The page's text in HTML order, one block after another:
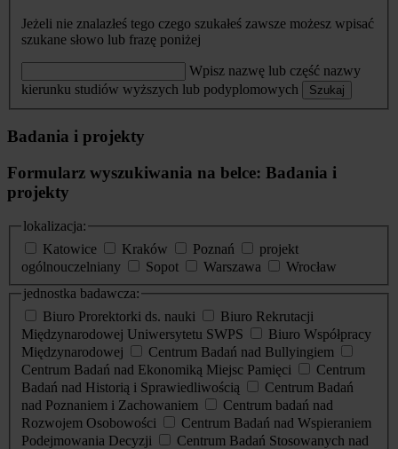
Jeżeli nie znalazłeś tego czego szukałeś zawsze możesz wpisać
szukane słowo lub frazę poniżej
Wpisz nazwę lub część nazwy
kierunku studiów wyższych lub podyplomowych
Szukaj
Badania i projekty
Formularz wyszukiwania na belce: Badania i
projekty
lokalizacja:
Katowice
Kraków Poznań
projekt
ogólnouczelniany
Sopot Warszawa
Wrocław
jednostka badawcza:
Biuro Prorektorki ds. nauki
Biuro Rekrutacji
Międzynarodowej Uniwersytetu SWPS
Biuro Współpracy
Międzynarodowej
Centrum Badań nad Bullyingiem
Centrum Badań nad Ekonomiką Miejsc Pamięci
Centrum
Badań nad Historią i Sprawiedliwością
Centrum Badań
nad Poznaniem i Zachowaniem
Centrum badań nad
Rozwojem Osobowości
Centrum Badań nad Wspieraniem
Podejmowania Decyzji
Centrum Badań Stosowanych nad